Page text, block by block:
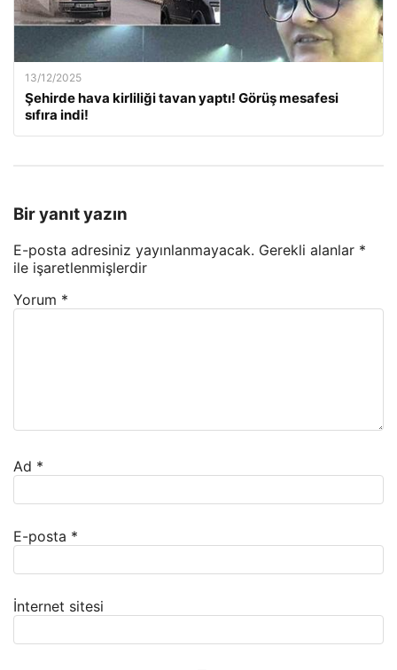
13/12/2025
Şehirde hava kirliliği tavan yaptı! Görüş mesafesi
sıfıra indi!
Bir yanıt yazın
E-posta adresiniz yayınlanmayacak. Gerekli alanlar *
ile işaretlenmişlerdir
Yorum *
Ad *
E-posta *
İnternet sitesi